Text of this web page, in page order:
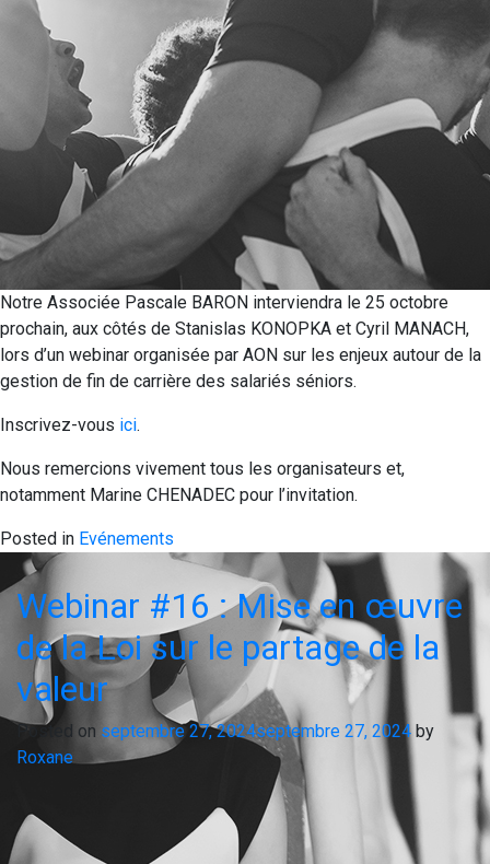
Notre Associée Pascale BARON interviendra le 25 octobre
prochain, aux côtés de Stanislas KONOPKA et Cyril MANACH,
lors d’un webinar organisée par AON sur les enjeux autour de la
gestion de fin de carrière des salariés séniors.
Inscrivez-vous ici.
Nous remercions vivement tous les organisateurs et,
notamment Marine CHENADEC pour l’invitation.
Posted in Evénements
Webinar #16 : Mise en œuvre
de la Loi sur le partage de la
valeur
Posted on septembre 27, 2024septembre 27, 2024 by
Roxane